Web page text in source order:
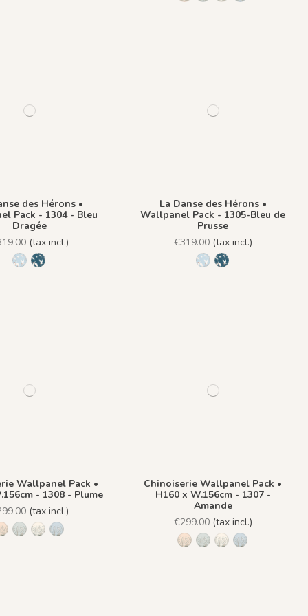
des Hérons •
Pack - 1304 - Bleu
Dragée
(tax incl.)
1304 - Bleu Dragée
1305-Bleu de Prusse
La Danse des Hérons •
Wallpanel Pack - 1305-Bleu de
Prusse
€319.00(tax incl.)
1304 - Bleu Dragée
1305-Bleu de
Wallpanel Pack •
- 1308 - Plume
(tax incl.)
1306 - Pèche
1307 - Amande
1308 - Plume
1309 - Dragée
Chinoiserie Wallpanel Pack •
H160 x W.156cm - 1307 -
Amande
€299.00(tax incl.)
1306 - Pèche
1307 - Amande
1308 - Plume
1309 - Dragée